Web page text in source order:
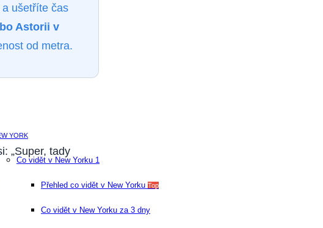
YORK
Co vidět v New Yorku 1
Přehled co vidět v New Yorku Top
Co vidět v New Yorku za 3 dny
ušetříte čas
Astorii v
od metra.
„Super, tady